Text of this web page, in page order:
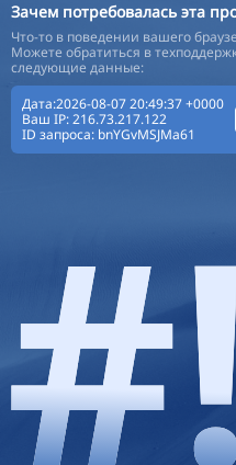
Зачем потребовалась эта
Что-то в поведении вашего
Можете обратиться в
следующие данные:
Дата:2026-08-07 20:49:37 +0000
Ваш IP:216.73.217.122
ID запроса: bnYGvMSJMa61